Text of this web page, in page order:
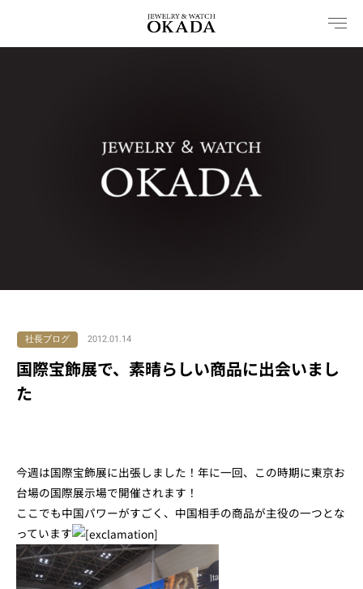
を
社長ブログ 2012.01.14
国際宝飾展で、素晴らしい商品に出会いまし
た
今週は国際宝飾展に出張しました！年に一回、この時期に東京お
台場の国際展示場で開催されます！
ここでも中国パワーがすごく、中国相手の商品が主役の一つとな
っています